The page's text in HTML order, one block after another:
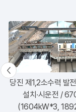
당진 제1,2소수력 발
설치∙시운전 /
(1604kW*3,